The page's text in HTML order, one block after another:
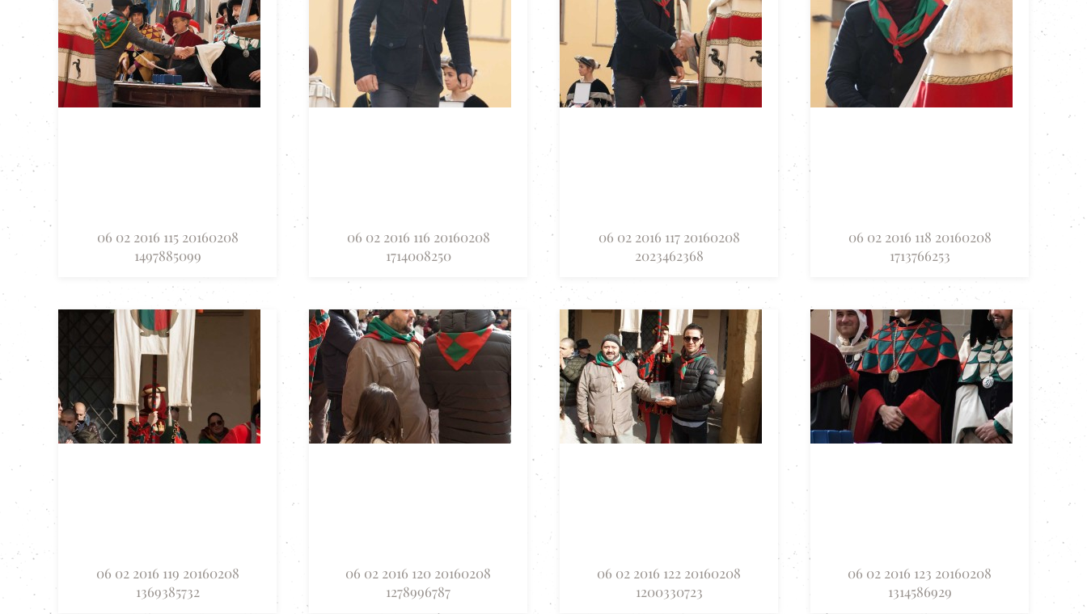
06 02 2016 115 20160208
1497885099
06 02 2016 116 20160208
1714008250
06 02 2016 117 20160208
2023462368
06 02 2016 118 20160208
1713766253
06 02 2016 119 20160208
1369385732
06 02 2016 120 20160208
1278996787
06 02 2016 122 20160208
1200330723
06 02 2016 123 20160208
1314586929